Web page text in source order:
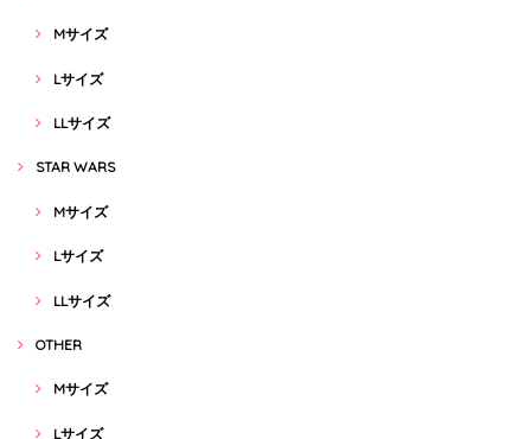
Mサイズ
Lサイズ
LLサイズ
STAR WARS
Mサイズ
Lサイズ
LLサイズ
OTHER
Mサイズ
Lサイズ